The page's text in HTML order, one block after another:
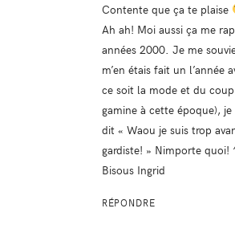
Contente que ça te plaise
Ah ah! Moi aussi ça me
années 2000. Je me
m’en étais fait un l’année
ce soit la mode et du coup
gamine à cette époque), je
dit « Waou je suis trop
gardiste! » Nimporte quoi!
Bisous Ingrid
RÉPONDRE